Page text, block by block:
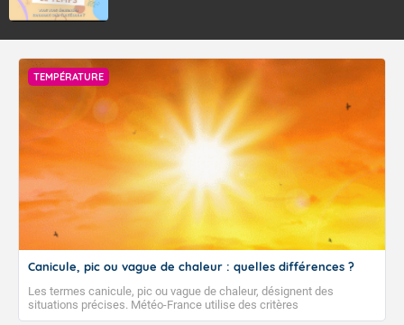
TEMPÉRATURE
Canicule, pic ou vague de chaleur : quelles différences ?
Les termes canicule, pic ou vague de chaleur, désignent des
situations précises. Météo-France utilise des critères
climatologiques pour évaluer et qualifier les épisodes de chaleur qui